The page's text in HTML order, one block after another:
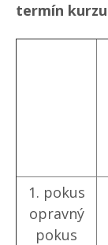
termín kurzu
1. pokus
opravný
pokus